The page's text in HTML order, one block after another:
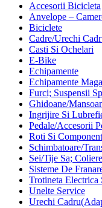
Accesorii Bicicleta
Anvelope –
Biciclete
Cadre/Urechi
Casti Si Ochelari
E-Bike
Echipamente
Echipamente
Furci; Suspensii
Ghidoane/
Ingrijire Si
Pedale/Accesorii
Roti Si
Schimbatoare/
Sei/Tije Sa;
Sisteme De
Trotineta Electrica
Unelte Service
Urechi